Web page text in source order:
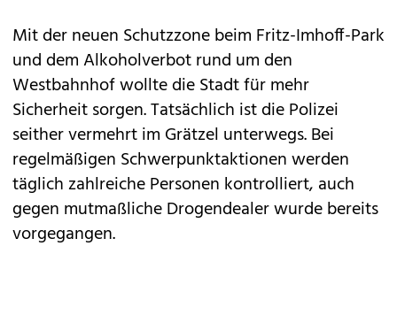
Mit der neuen Schutzzone beim Fritz-Imhoff-Park
und dem Alkoholverbot rund um den
Westbahnhof wollte die Stadt für mehr
Sicherheit sorgen. Tatsächlich ist die Polizei
seither vermehrt im Grätzel unterwegs. Bei
regelmäßigen Schwerpunktaktionen werden
täglich zahlreiche Personen kontrolliert, auch
gegen mutmaßliche Drogendealer wurde bereits
vorgegangen.